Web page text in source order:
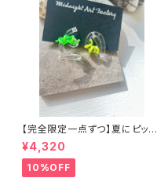
【完全限定一点ずつ】夏にピッタ
リウネウネアシンメトリーピアス
¥4,320
10%OFF